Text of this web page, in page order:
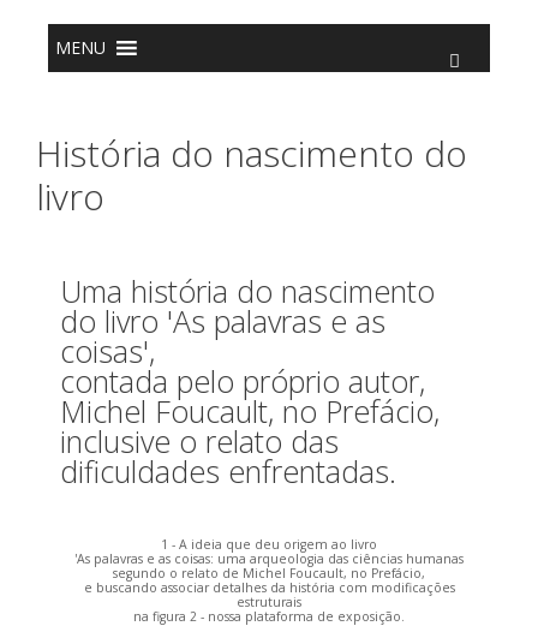
conteúdo
MENU
História do nascimento do
livro
Uma história do nascimento
do livro 'As palavras e as
coisas',
contada pelo próprio autor,
Michel Foucault, no Prefácio,
inclusive o relato das
dificuldades enfrentadas.
1 - A ideia que deu origem ao livro
'As palavras e as coisas: uma arqueologia das ciências humanas
segundo o relato de Michel Foucault, no Prefácio,
e buscando associar detalhes da história com modificações
estruturais
na figura 2 - nossa plataforma de exposição.